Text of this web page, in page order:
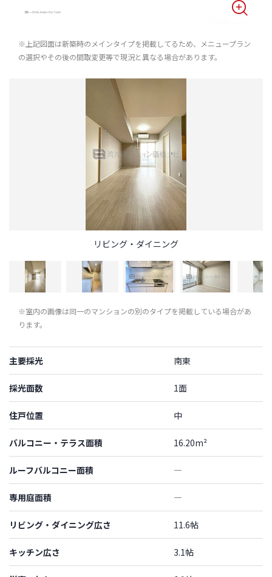
※上記図面は新築時のメインタイプを掲載してるため、メニュープラン
の選択やその後の間取変更等で現況と異なる場合があります。
リビング・ダイニング
※室内の画像は同一のマンションの別のタイプを掲載している場合があ
ります。
主要採光 南東
採光面数 1面
住戸位置 中
バルコニー・テラス面積 16.20m²
ルーフバルコニー面積 ―
専用庭面積 ―
リビング・ダイニング広さ 11.6帖
キッチン広さ 3.1帖